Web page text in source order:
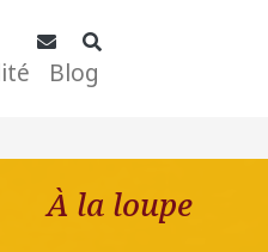
Contact
Rechercher
Blog
À la loupe